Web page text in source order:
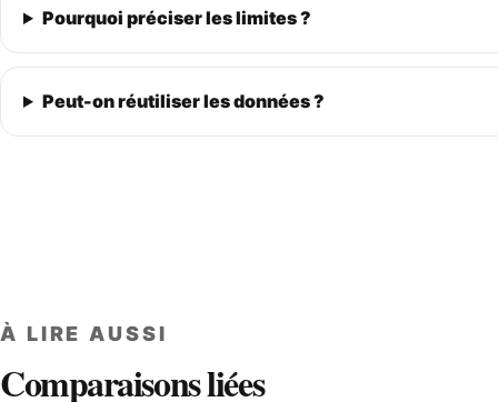
Pourquoi préciser les limites ?
Peut-on réutiliser les données ?
À LIRE AUSSI
Comparaisons liées